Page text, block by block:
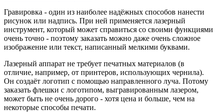
Гравировка - один из наиболее надёжных способов нанести
рисунок или надпись. При ней применяется лазерный
инструмент, который может справиться со своими функциями
очень точно - поэтому заказать можно даже очень сложное
изображение или текст, написанный мелкими буквами.
Лазерный аппарат не требует печатных материалов (в
отличие, например, от принтеров, использующих чернила).
Он создаёт логотип с помощью направленного луча. Потому
заказать флешки с логотипом, выгравированным лазером,
может быть не очень дорого - хотя цена и больше, чем на
некоторые способы печати.